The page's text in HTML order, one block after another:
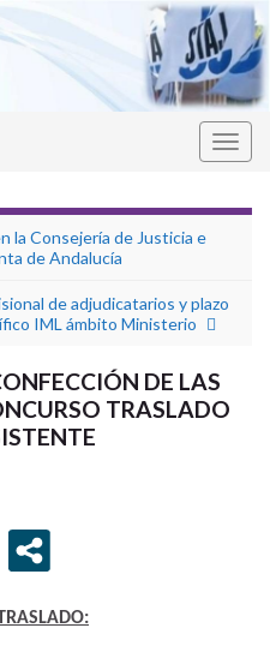
la Consejería de Justicia e
de Andalucía
de adjudicatarios y plazo
IML ámbito Ministerio
DE LAS
TRASLADO